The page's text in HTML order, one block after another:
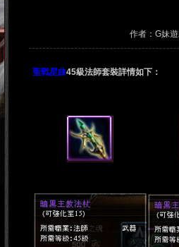
作者：G妹
聖戰星曲45級法師套裝詳情如下：